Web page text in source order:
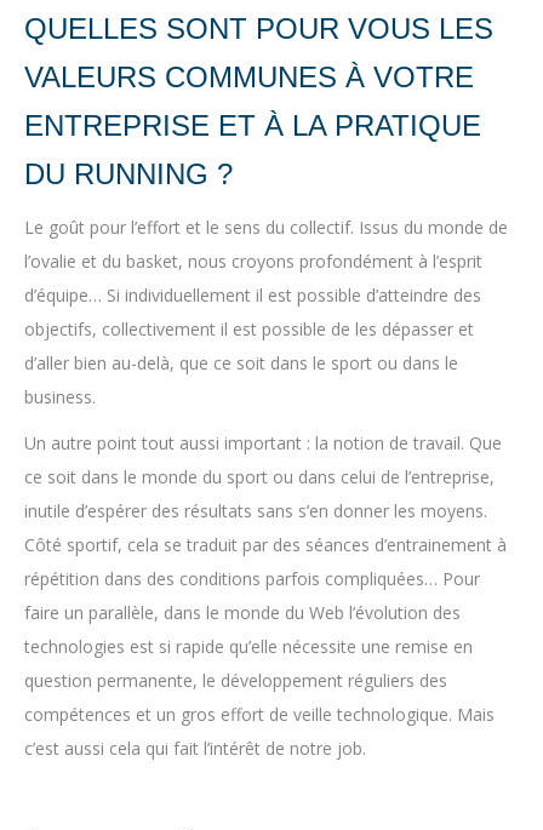
QUELLES SONT POUR VOUS LES
VALEURS COMMUNES À VOTRE
ENTREPRISE ET À LA PRATIQUE
DU RUNNING ?
Le goût pour l’effort et le sens du collectif. Issus du monde de
l’ovalie et du basket, nous croyons profondément à l’esprit
d’équipe… Si individuellement il est possible d’atteindre des
objectifs, collectivement il est possible de les dépasser et
d’aller bien au-delà, que ce soit dans le sport ou dans le
business.
Un autre point tout aussi important : la notion de travail. Que
ce soit dans le monde du sport ou dans celui de l’entreprise,
inutile d’espérer des résultats sans s’en donner les moyens.
Côté sportif, cela se traduit par des séances d’entrainement à
répétition dans des conditions parfois compliquées… Pour
faire un parallèle, dans le monde du Web l’évolution des
technologies est si rapide qu’elle nécessite une remise en
question permanente, le développement réguliers des
compétences et un gros effort de veille technologique. Mais
c’est aussi cela qui fait l’intérêt de notre job.